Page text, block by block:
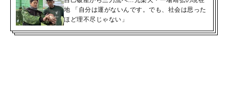
地 「自分は運がないんです。でも、社会は思った
ほど理不尽じゃない」